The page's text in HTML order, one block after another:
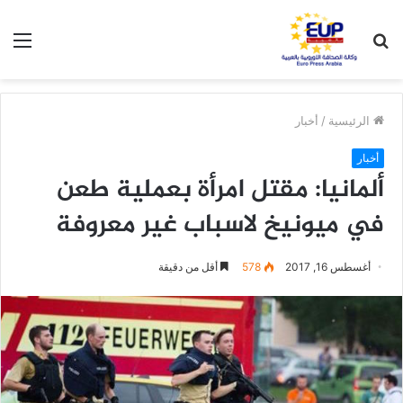
عن
الرئيسية / أخبار
أخبار
ألمانيا: مقتل امرأة بعملية طعن
في ميونيخ لاسباب غير معروفة
أغسطس 16, 2017 578 أقل من دقيقة